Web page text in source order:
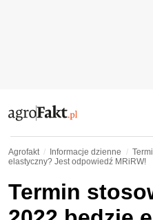
Agrofakt Informacje dzienne
elastyczny? Jest odpowiedź MRiRW!
Termin